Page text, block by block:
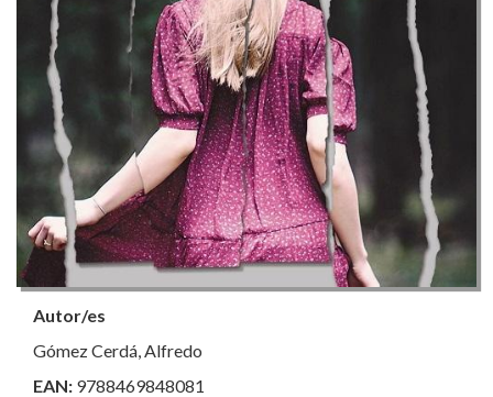
Autor/es
Gómez Cerdá, Alfredo
EAN: 9788469848081